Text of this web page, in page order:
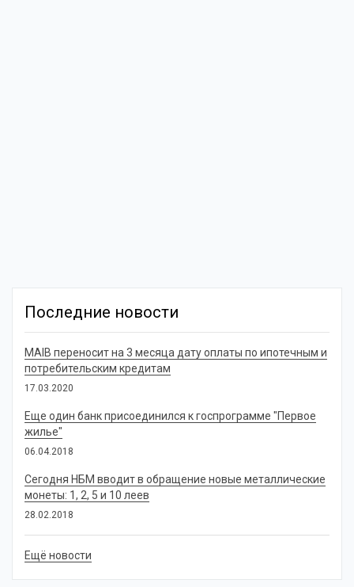
Последние новости
MAIB переносит на 3 месяца дату оплаты по ипотечным и
потребительским кредитам
17.03.2020
Еще один банк присоединился к госпрограмме "Первое
жилье"
06.04.2018
Сегодня НБМ вводит в обращение новые металлические
монеты: 1, 2, 5 и 10 леев
28.02.2018
Ещё новости